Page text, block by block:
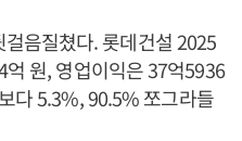
음질쳤다. 롯데건설 2025
원, 영업이익은 37억5936
다 5.3%, 90.5% 쪼그라들